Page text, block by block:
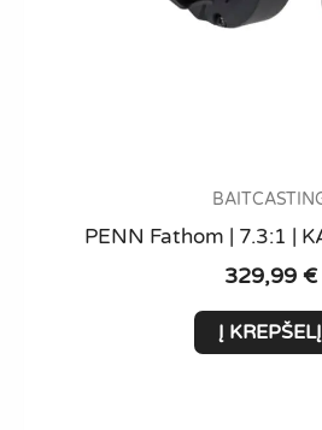
PENN Fathom | 7.3:1 |
329,99 €
Į KREPŠELĮ